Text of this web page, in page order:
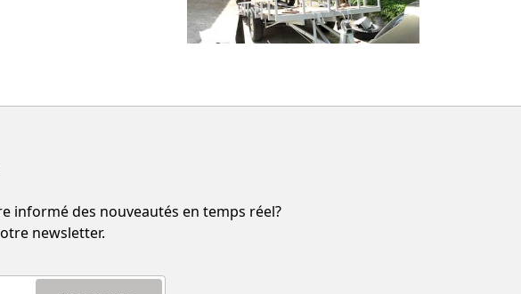
informé des nouveautés en temps réel?
newsletter.